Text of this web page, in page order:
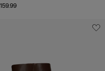
159.99